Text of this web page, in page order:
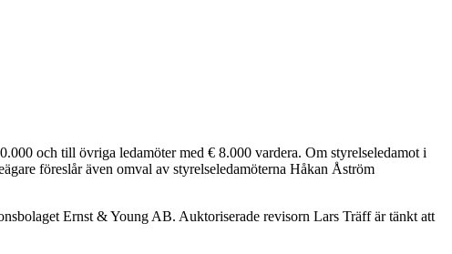
och till övriga ledamöter med € 8.000 vardera. Om styrelseledamot i
föreslår även omval av styrelseledamöterna Håkan Åström
Ernst & Young AB. Auktoriserade revisorn Lars Träff är tänkt att